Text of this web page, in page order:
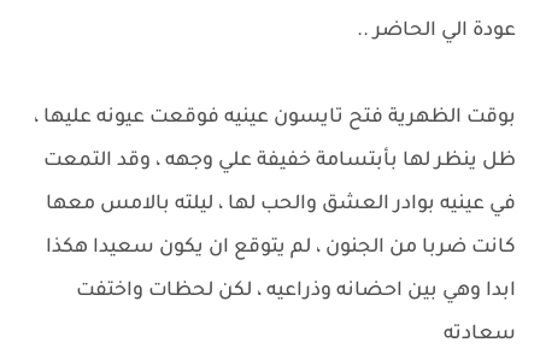
عودة الي الحاضر ..
بوقت الظهرية فتح تايسون عينيه فوقعت عيونه عليها ،
ظل ينظر لها بأبتسامة خفيفة علي وجهه ، وقد التمعت
في عينيه بوادر العشق والحب لها ، ليلته بالامس معها
كانت ضربا من الجنون ، لم يتوقع ان يكون سعيدا هكذا
ابدا وهي بين احضانه وذراعيه ، لكن لحظات واختفت
سعادته